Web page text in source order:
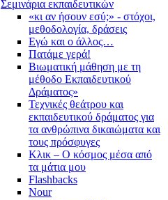
Σεμινάρια εκπαιδευτικών
«κι αν ήσουν εσύ;» - στόχοι,
μεθοδολογία, δράσεις
Εγώ και ο άλλος…
Πατάμε γερά!
Βιωματική μάθηση με τη
μέθοδο Εκπαιδευτικού
Δράματος»
Τεχνικές θεάτρου και
εκπαιδευτικού δράματος για
τα ανθρώπινα δικαιώματα και
τους πρόσφυγες
Κλικ – Ο κόσμος μέσα από
τα μάτια μου
Flashbacks
Nour